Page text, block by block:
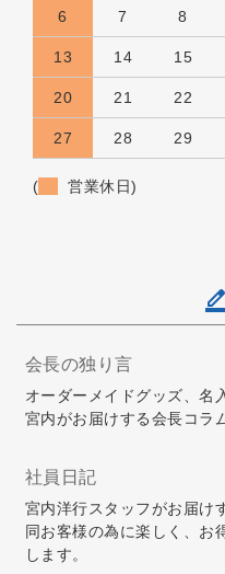
6 7 8
13 14 15
20 21 22
27 28 29
( 営業休日)
会長の独り言
オーダーメイドグッズ、名
宮内がお届けする会長コラ
社員日記
宮内洋行スタッフがお届け
同お客様の為に楽しく、お
します。